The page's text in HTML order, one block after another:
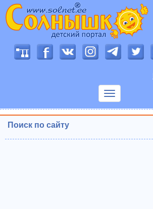
Показать
Поиск по сайту